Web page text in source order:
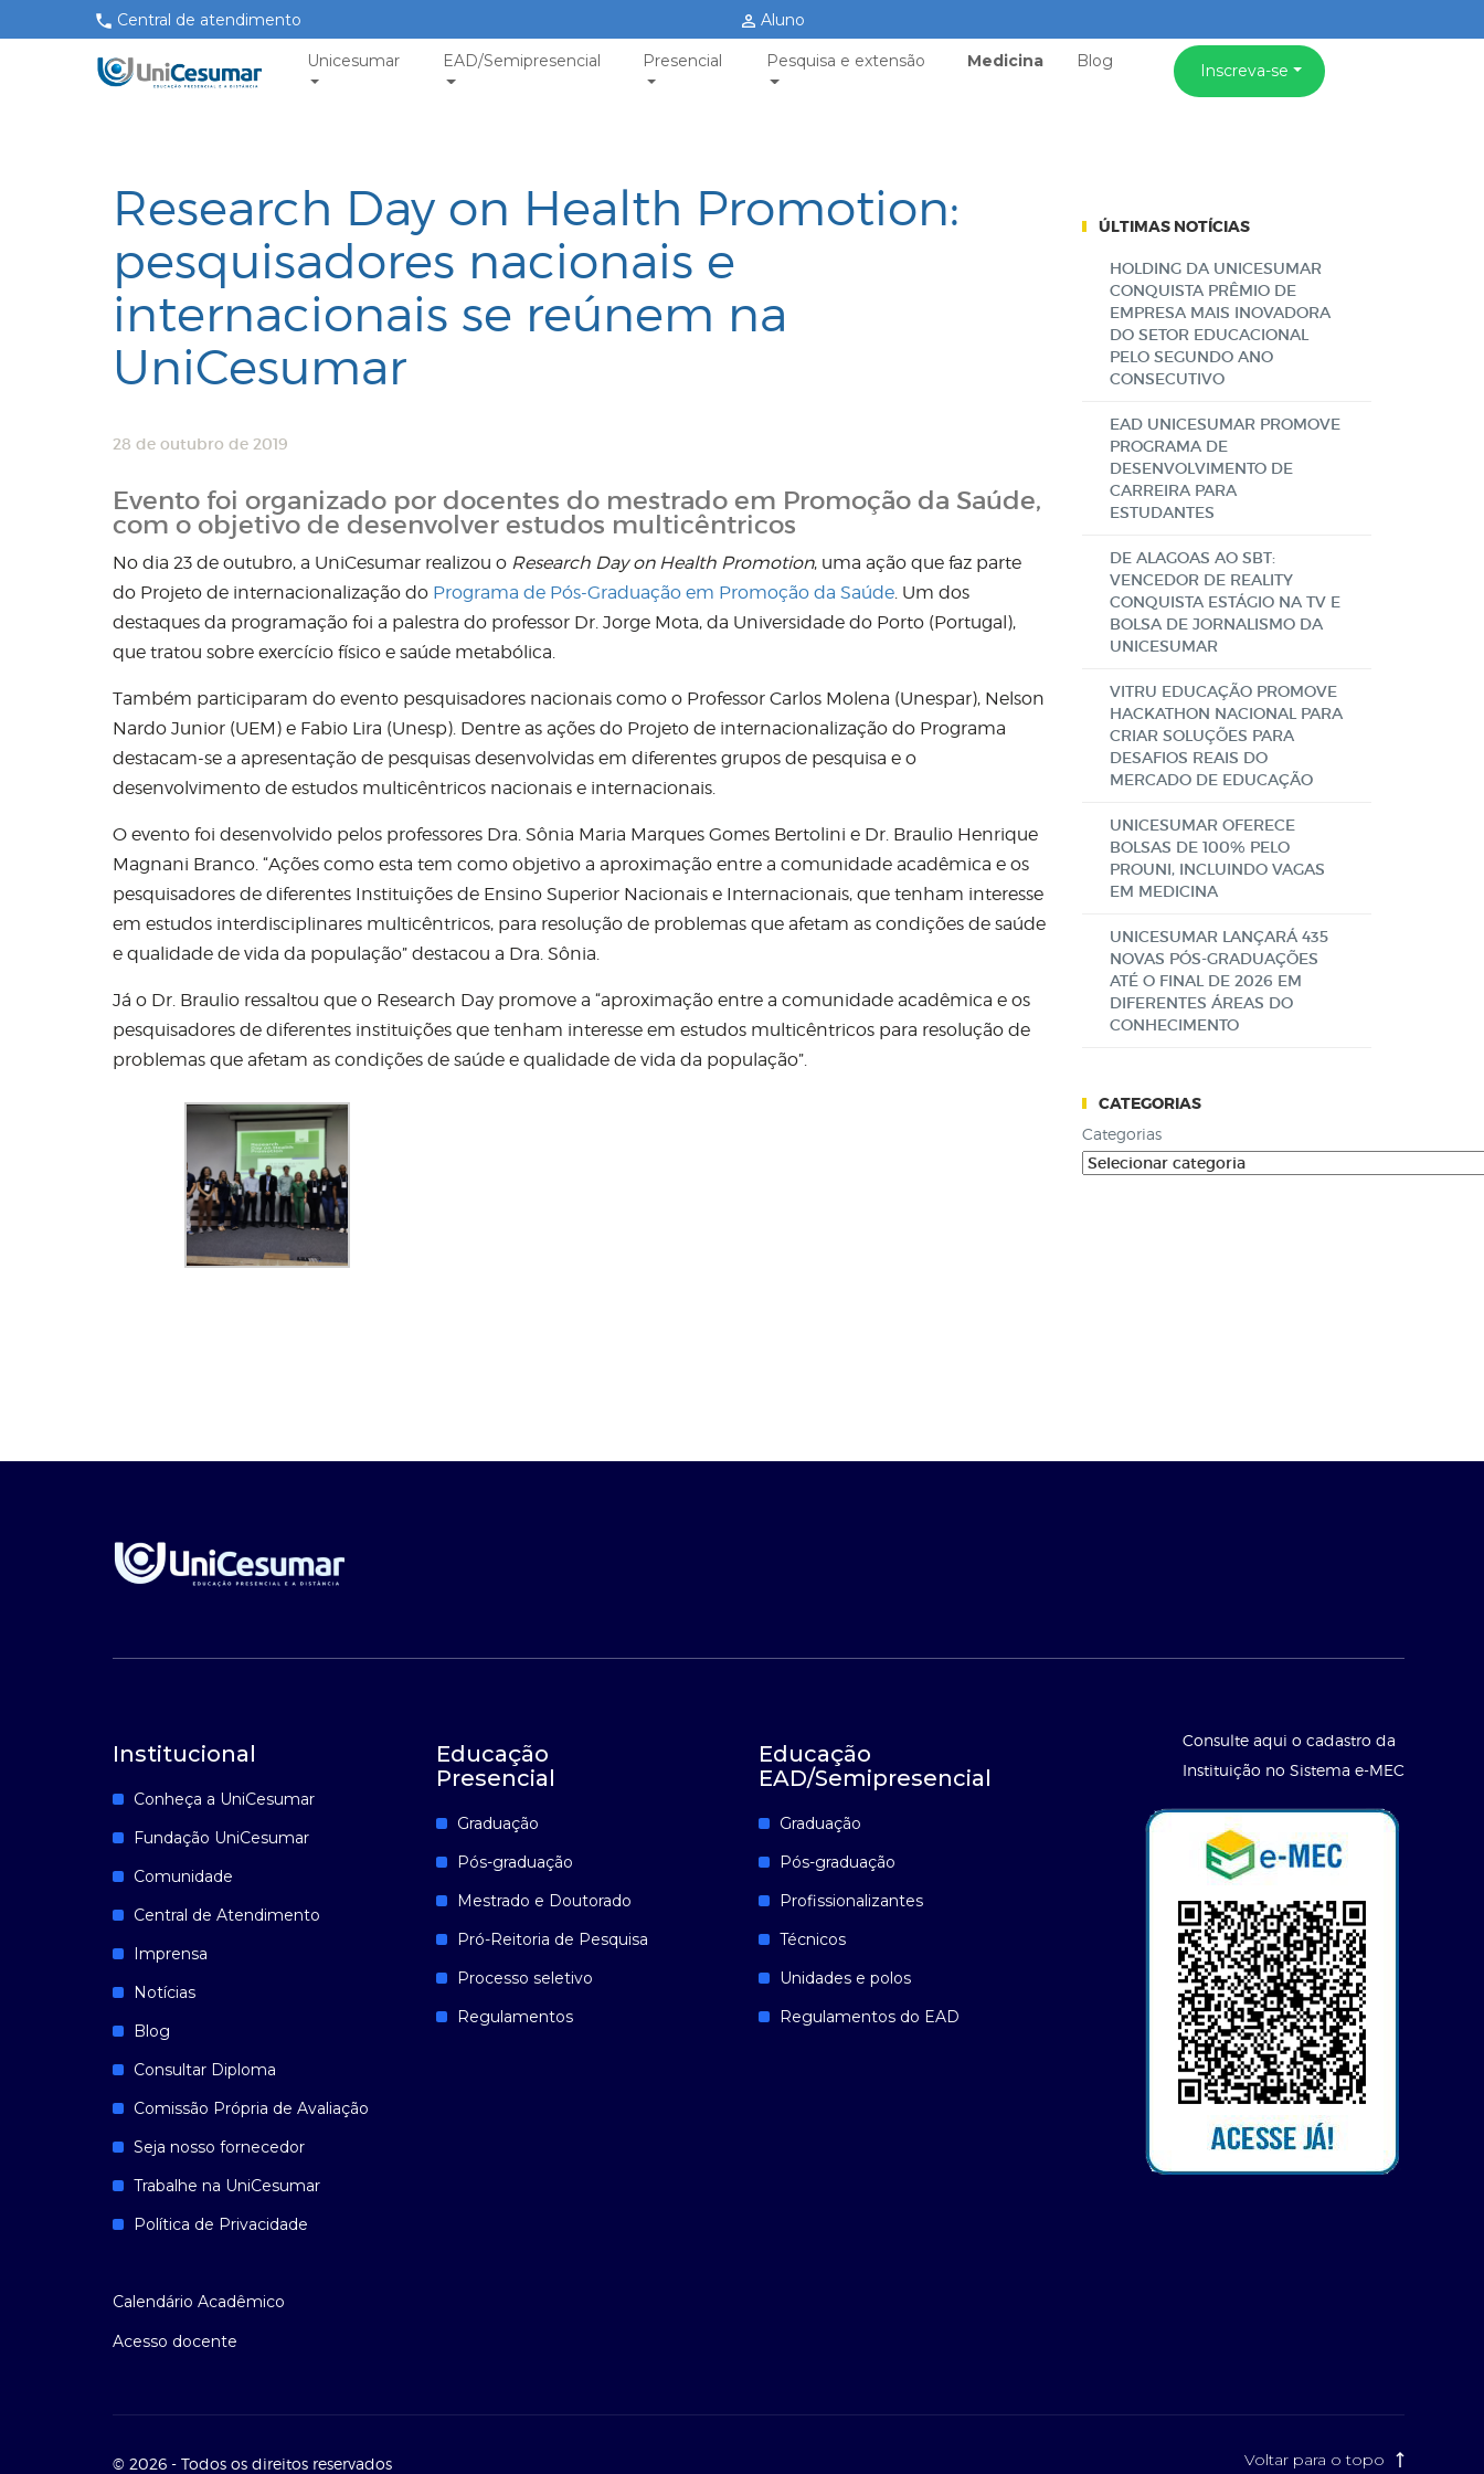
Central de atendimento Aluno
Unicesumar EAD/Semipresencial Presencial Pesquisa e extensão Medicina Blog Inscreva-se
Research Day on Health Promotion:
pesquisadores nacionais e
internacionais se reúnem na
UniCesumar
28 de outubro de 2019
Evento foi organizado por docentes do mestrado em Promoção da Saúde,
com o objetivo de desenvolver estudos multicêntricos
No dia 23 de outubro, a UniCesumar realizou o Research Day on Health Promotion, uma ação que faz parte
do Projeto de internacionalização do Programa de Pós-Graduação em Promoção da Saúde. Um dos
destaques da programação foi a palestra do professor Dr. Jorge Mota, da Universidade do Porto (Portugal),
que tratou sobre exercício físico e saúde metabólica.
Também participaram do evento pesquisadores nacionais como o Professor Carlos Molena (Unespar), Nelson
Nardo Junior (UEM) e Fabio Lira (Unesp). Dentre as ações do Projeto de internacionalização do Programa
destacam-se a apresentação de pesquisas desenvolvidas em diferentes grupos de pesquisa e o
desenvolvimento de estudos multicêntricos nacionais e internacionais.
O evento foi desenvolvido pelos professores Dra. Sônia Maria Marques Gomes Bertolini e Dr. Braulio Henrique
Magnani Branco. “Ações como esta tem como objetivo a aproximação entre a comunidade acadêmica e os
pesquisadores de diferentes Instituições de Ensino Superior Nacionais e Internacionais, que tenham interesse
em estudos interdisciplinares multicêntricos, para resolução de problemas que afetam as condições de saúde
e qualidade de vida da população” destacou a Dra. Sônia.
Já o Dr. Braulio ressaltou que o Research Day promove a “aproximação entre a comunidade acadêmica e os
pesquisadores de diferentes instituições que tenham interesse em estudos multicêntricos para resolução de
problemas que afetam as condições de saúde e qualidade de vida da população”.
ÚLTIMAS NOTÍCIAS
HOLDING DA UNICESUMAR
CONQUISTA PRÊMIO DE
EMPRESA MAIS INOVADORA
DO SETOR EDUCACIONAL
PELO SEGUNDO ANO
CONSECUTIVO
EAD UNICESUMAR PROMOVE
PROGRAMA DE
DESENVOLVIMENTO DE
CARREIRA PARA
ESTUDANTES
DE ALAGOAS AO SBT:
VENCEDOR DE REALITY
CONQUISTA ESTÁGIO NA TV E
BOLSA DE JORNALISMO DA
UNICESUMAR
VITRU EDUCAÇÃO PROMOVE
HACKATHON NACIONAL PARA
CRIAR SOLUÇÕES PARA
DESAFIOS REAIS DO
MERCADO DE EDUCAÇÃO
UNICESUMAR OFERECE
BOLSAS DE 100% PELO
PROUNI, INCLUINDO VAGAS
EM MEDICINA
UNICESUMAR LANÇARÁ 435
NOVAS PÓS-GRADUAÇÕES
ATÉ O FINAL DE 2026 EM
DIFERENTES ÁREAS DO
CONHECIMENTO
CATEGORIAS
Categorias
Institucional
Conheça a UniCesumar
Fundação UniCesumar
Comunidade
Central de Atendimento
Imprensa
Notícias
Blog
Consultar Diploma
Comissão Própria de Avaliação
Seja nosso fornecedor
Trabalhe na UniCesumar
Política de Privacidade
Calendário Acadêmico
Acesso docente
Educação
Presencial
Graduação
Pós-graduação
Mestrado e Doutorado
Pró-Reitoria de Pesquisa
Processo seletivo
Regulamentos
Educação
EAD/Semipresencial
Graduação
Pós-graduação
Profissionalizantes
Técnicos
Unidades e polos
Regulamentos do EAD
Consulte aqui o cadastro da
Instituição no Sistema e-MEC
© 2026 - Todos os direitos reservados Voltar para o topo